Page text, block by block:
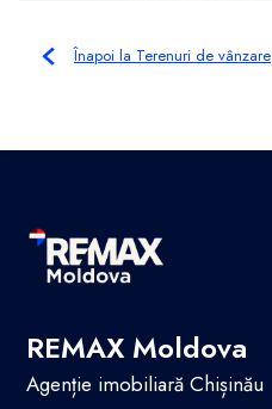
Înapoi la Terenuri de vânzare
REMAX Moldova
Agenție imobiliară Chișinău